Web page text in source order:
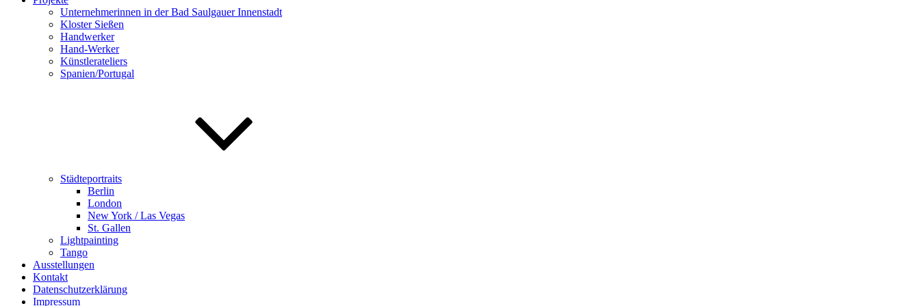
Unternehmerinnen in der Bad Saulgauer Innenstadt
Kloster Sießen
Handwerker
Hand-Werker
Künstlerateliers
Spanien/Portugal
Städteportraits
Berlin
London
New York / Las Vegas
St. Gallen
Lightpainting
Tango
Ausstellungen
Kontakt
Datenschutzerklärung
Impressum